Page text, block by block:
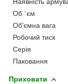
Об `єм
Об'ємна вага
Робочий тиск
Серія
Паковання
Приховати